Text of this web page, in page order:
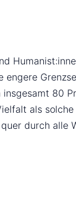
80
als
durch alle